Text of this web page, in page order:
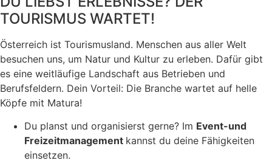
TOURISMUS WARTET!
Österreich ist Tourismusland. Menschen aus aller Welt
besuchen uns, um Natur und Kultur zu erleben. Dafür gibt
es eine weitläufige Landschaft aus Betrieben und
Berufsfeldern. Dein Vorteil: Die Branche wartet auf helle
Köpfe mit Matura!
Du planst und organisierst gerne? Im Event-und
Freizeitmanagement kannst du deine Fähigkeiten
einsetzen.